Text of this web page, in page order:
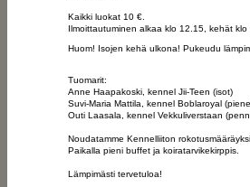
Kaikki luokat 10 €.
Ilmoittautuminen alkaa klo 12.15, kehät klo
Huom! Isojen kehä ulkona! Pukeudu
Tuomarit:
Anne Haapakoski, kennel Jii-Teen (isot)
Suvi-Maria Mattila, kennel Boblaroyal
Outi Laasala, kennel Vekkuliverstaan
Noudatamme Kennelliiton
Paikalla pieni buffet ja koiratarvikekirppis.
Lämpimästi tervetuloa!